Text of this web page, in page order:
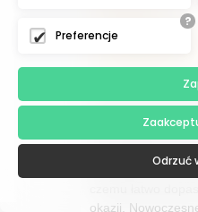
Filiżanki z
grawerem
Matowe filiżanki w
osobisty pomysł
dostępny od 18
okazji.
?
Preferencje
Odrzuć